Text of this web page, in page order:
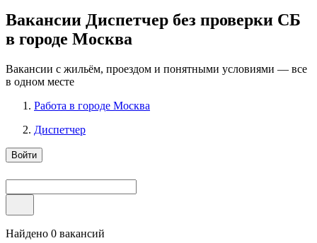
Вакансии Диспетчер без проверки СБ
в городе Москва
Вакансии с жильём, проездом и понятными условиями — все
в одном месте
Работа в городе Москва
Диспетчер
Войти
Найдено 0 вакансий